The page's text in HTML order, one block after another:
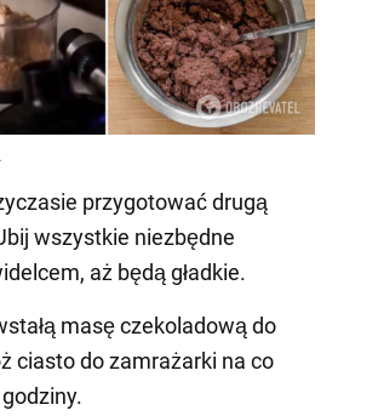
przygotować drugą
wszystkie niezbędne
aż będą gładkie.
masę czekoladową do
ciasto do zamrażarki na co